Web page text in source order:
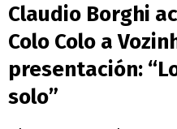
Claudio Borghi
Colo Colo a
presentación:
solo”